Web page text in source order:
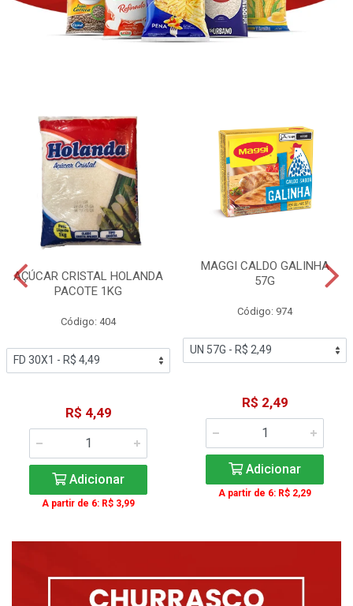
AÇÚCAR CRISTAL HOLANDA
PACOTE 1KG
Código: 404
R$ 4,49
Adicionar
A partir de 6: R$ 3,99
MAGGI CALDO GALINHA
57G
Código: 974
R$ 2,49
Adicionar
A partir de 6: R$ 2,29